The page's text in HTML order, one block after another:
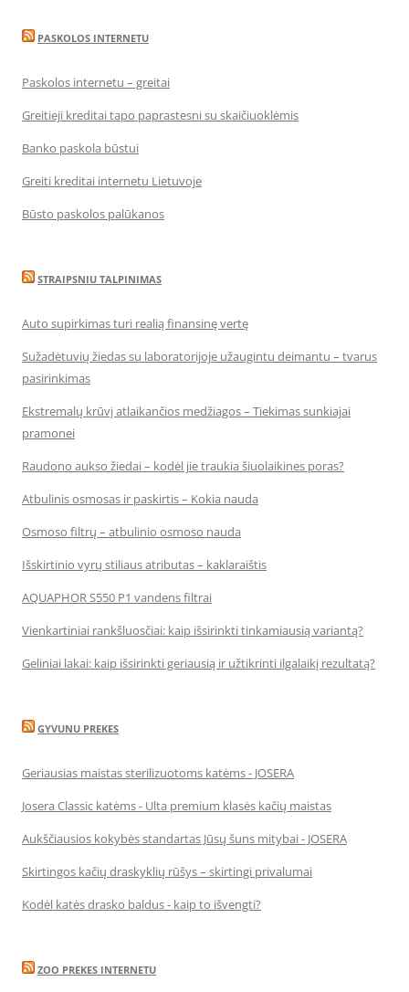
PASKOLOS INTERNETU
Paskolos internetu – greitai
Greitieji kreditai tapo paprastesni su skaičiuoklėmis
Banko paskola būstui
Greiti kreditai internetu Lietuvoje
Būsto paskolos palūkanos
STRAIPSNIU TALPINIMAS
Auto supirkimas turi realią finansinę vertę
Sužadėtuvių žiedas su laboratorijoje užaugintu deimantu – tvarus
pasirinkimas
Ekstremalų krūvį atlaikančios medžiagos – Tiekimas sunkiajai
pramonei
Raudono aukso žiedai – kodėl jie traukia šiuolaikines poras?
Atbulinis osmosas ir paskirtis – Kokia nauda
Osmoso filtrų – atbulinio osmoso nauda
Išskirtinio vyrų stiliaus atributas – kaklaraištis
AQUAPHOR S550 P1 vandens filtrai
Vienkartiniai rankšluosčiai: kaip išsirinkti tinkamiausią variantą?
Geliniai lakai: kaip išsirinkti geriausią ir užtikrinti ilgalaikį rezultatą?
GYVUNU PREKES
Geriausias maistas sterilizuotoms katėms - JOSERA
Josera Classic katėms - Ulta premium klasės kačių maistas
Aukščiausios kokybės standartas Jūsų šuns mitybai - JOSERA
Skirtingos kačių draskyklių rūšys – skirtingi privalumai
Kodėl katės drasko baldus - kaip to išvengti?
ZOO PREKES INTERNETU